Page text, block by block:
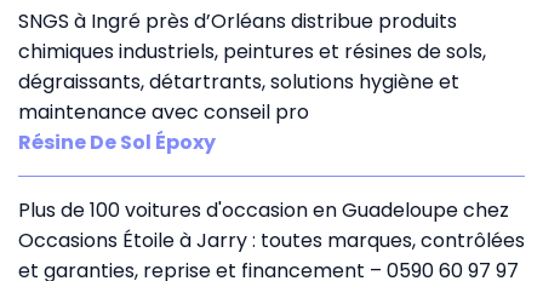
SNGS à Ingré près d’Orléans distribue produits
chimiques industriels, peintures et résines de sols,
dégraissants, détartrants, solutions hygiène et
maintenance avec conseil pro
Résine De Sol Époxy
Plus de 100 voitures d'occasion en Guadeloupe chez
Occasions Étoile à Jarry : toutes marques, contrôlées
et garanties, reprise et financement – 0590 60 97 97